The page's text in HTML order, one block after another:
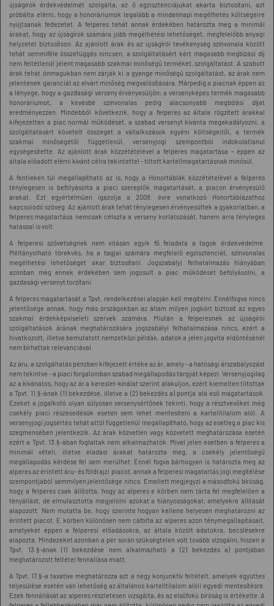
újságírók érdekvédelmét szolgálta, az ő egzisztenciájukat akarta biztosítani, azt
próbálta elérni, hogy a honoráriumok legalább a mindennapi megélhetés költségeire
nyújtsanak fedezetet. A felperes tehát annak érdekében határozta meg a minimál
árakat, hogy az újságírók számára jobb megélhetési lehetőséget, megfelelőbb anyagi
helyzetet biztosítson. Az ajánlott árak és az újságírói tevékenység színvonala között
tehát semmiféle összefüggés nincsen, a szolgáltatásért kért magasabb megbízási díj
nem feltétlenül jelent magasabb szakmai minőségű terméket, szolgáltatást. A szabott
árak tehát önmagukban nem zárják ki a gyenge minőségű szolgáltatást, az árak nem
jelentenek garanciát az elvárt minőség megvalósítására. Márpedig a piacnak éppen az
a lényege, hogy a gazdasági verseny érvényesüljön; a versenyképes termék magasabb
honoráriumot, a kevésbé színvonalas pedig alacsonyabb megbízási díjat
eredményezzen. Mindebből következik, hogy a felperes az általa rögzített árakkal
kifejezetten a piac normál működését, a szabad versenyt kívánta megakadályozni, a
szolgáltatásért követelt összeget a vállalkozások egyéni költségeitől, a termék
szakmai minőségétől függetlenül, versenyjogi szempontból indokolatlanul
egységesítette. Az ajánlott árak közzétételével a felperes magatartása - éppen az
általa előadott elérni kívánt célra tekintettel - tiltott kartellmagatartásnak minősül.
A fentieken túl megállapítható az is, hogy a Honortáblák közzétételével a felperes
ténylegesen is befolyásolta a piaci szereplők magatartását, a piacon érvényesülő
árakat. Ezt egyértelműen igazolja a 2008. évre vonatkozó Honortáblázathoz
kapcsolódó szöveg. Az ajánlott árak tehát ténylegesen érvényesültek a gyakorlatban, a
felperes magatartása nemcsak célozta a verseny korlátozását, hanem arra tényleges
hatással is volt.
A felperesi szövetségnek nem vitásan egyik fő feladata a tagok érdekvédelme.
Méltányolható törekvés, ha a tagjai számára megfelelő egzisztenciát, színvonalas
megélhetési lehetőséget akar biztosítani. Jogszabályi felhatalmazás hiányában
azonban még ennek érdekében sem jogosult a piac működését befolyásolni, a
gazdasági versenyt torzítani.
A felperes magatartását a Tpvt. rendelkezései alapján kell megítélni. Ennélfogva nincs
jelentősége annak, hogy más országokban az állam milyen jogkört biztosít az egyes
szakmai érdekképviseleti szervek számára. Miután a felperesnek az újságírói
szolgáltatások árának meghatározására jogszabályi felhatalmazása nincs, ezért a
hivatkozott, illetve bemutatott nemzetközi példák, adatok a jelen jogvita eldöntésénél
nem bírhattak relevanciával.
Az áru, a szolgáltatás pénzben kifejezett értéke az ár, amely - a hatósági árszabályozást
nem tekintve - a piaci forgalomban szabad megállapodás tárgyát képezi. Versenyjogilag
az a kívánatos, hogy az ár a kereslet-kínálat szerint alakuljon, ezért kiemelten tiltottak
a Tpvt. 11.§-ának (1) bekezdése, illetve a (2) bekezdés a) pontja alá eső magatartások.
Ezeket a jogalkotó olyan súlyosan versenysértőnek tekinti, hogy a résztvevőket még
csekély piaci részesedésük eseten sem lehet mentesíteni a kartelltilalom alól. A
versenyjogi jogsértés tehát attól függetlenül megállapítható, hogy az esetleg a piac kis
szegmensében jelentkezik. Az árak közvetlen vagy közvetett meghatározása esetén
ezért a Tpvt. 13.§-ában foglaltak nem alkalmazhatók. Mivel jelen esetben a felperes a
minimál vételi, illetve eladási árakat határozta meg, a csekély jelentőségű
megállapodás kérdése fel sem merülhet. Ennél fogva bárhogyan is határozta meg az
alperes az érintett áru- és földrajzi piacot, annak a felperesi magatartás jogi megítélése
szempontjából semmilyen jelentősége nincs. Emellett megjegyzi a másodfokú bíróság,
hogy a felperes csak állította, hogy az alperes e körben nem tárta fel megfelelően a
tényállást, de elmulasztotta megjelölni azokat a hiányosságokat; amelyekre állítását
alapozott. Nem mutatta be, hogy szerinte hogyan kellene helyesen meghatározni az
érintett piacot. E körben különösen nem cáfolta az alperes azon ténymegállapításait,
amelyeket éppen a felperesi előadásokra, az általa közölt adatokra, becslésekre
alapozta. Mindezeket azonban a per során szükségtelen volt tovább vizsgálni, hiszen a
Tpvt. 13.§-ának (1) bekezdése nem alkalmazható a (2) bekezdés a) pontjában
meghatározott feltétel fennállása miatt.
A Tpvt. 17.§-a taxatíve meghatározza azt a négy konjunktív feltételt, amelyek együttes
teljesülése esetén van lehetőség az általános kartelltilalom alóli egyedi mentesítésre.
Ezek fennállását az alperes részletesen vizsgálta, és az elsőfokú bíróság is értékelte. A